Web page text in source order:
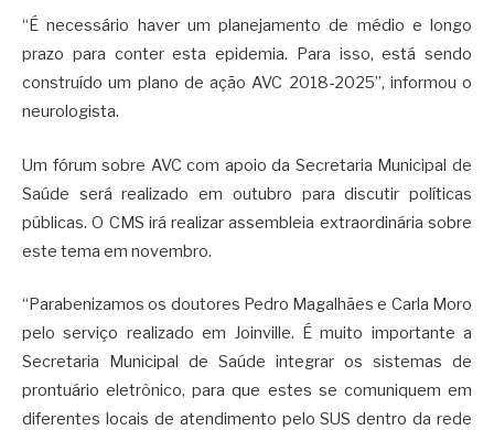
“É necessário haver um planejamento de médio e longo
prazo para conter esta epidemia. Para isso, está sendo
construído um plano de ação AVC 2018-2025”, informou o
neurologista.
Um fórum sobre AVC com apoio da Secretaria Municipal de
Saúde será realizado em outubro para discutir políticas
públicas. O CMS irá realizar assembleia extraordinária sobre
este tema em novembro.
“Parabenizamos os doutores Pedro Magalhães e Carla Moro
pelo serviço realizado em Joinville. É muito importante a
Secretaria Municipal de Saúde integrar os sistemas de
prontuário eletrônico, para que estes se comuniquem em
diferentes locais de atendimento pelo SUS dentro da rede